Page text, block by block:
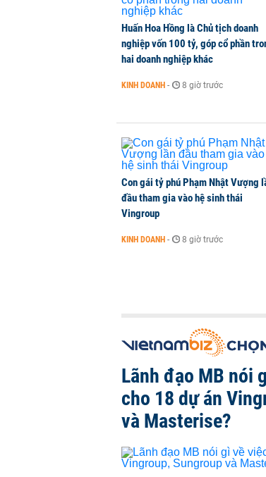
Đề xuất 28 khu đô thị
THỜI SỰ 1 phút trước
Lãnh đạo MB nói gì về
Huấn Hoa Hồng là Chủ tịch doanh
nghiệp vốn 100 tỷ, góp cổ phần
hai doanh nghiệp khác
KINH DOANH - 8 giờ trước
Con gái tỷ phú Phạm Nhật Vượng
đầu tham gia vào hệ sinh thái
Vingroup
KINH DOANH - 8 giờ trước
Lãnh đạo MB nói
cho 18 dự án
và Masterise?